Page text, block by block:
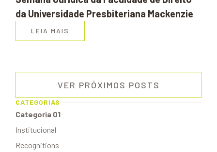
CATEGORIAS
Categoria 01
Institucional
Recognitions
da Universidade Presbiteriana Mackenzie
LEIA MAIS
VER PRÓXIMOS POSTS